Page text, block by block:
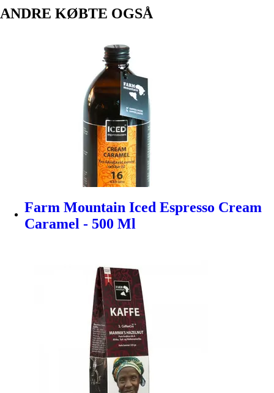
ANDRE KØBTE OGSÅ
Farm Mountain Iced Espresso Cream
Caramel - 500 Ml